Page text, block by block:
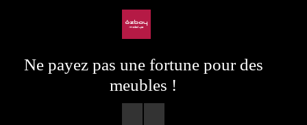
Ne payez pas une fortune pour des
meubles !